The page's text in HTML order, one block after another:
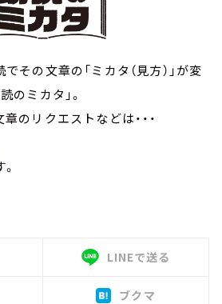
その文章の「ミカタ（見方）」が変
のミカタ」。
のリクエストなどは・・・
LINEで送る
ブクマ